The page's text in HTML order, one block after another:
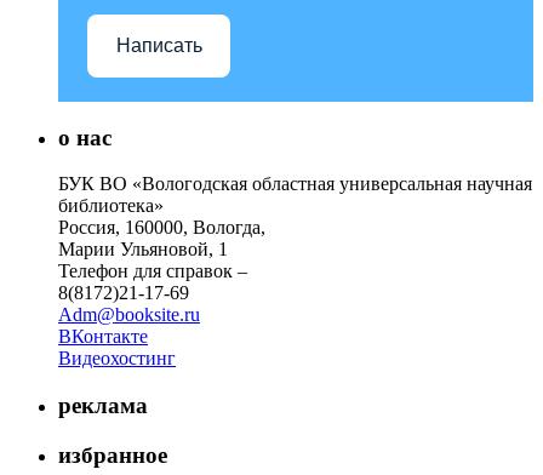
Написать
о нас
БУК ВО «Вологодская областная универсальная научная
библиотека»
Россия, 160000, Вологда,
Марии Ульяновой, 1
Телефон для справок –
8(8172)21-17-69
Adm@booksite.ru
ВКонтакте
Видеохостинг
реклама
избранное